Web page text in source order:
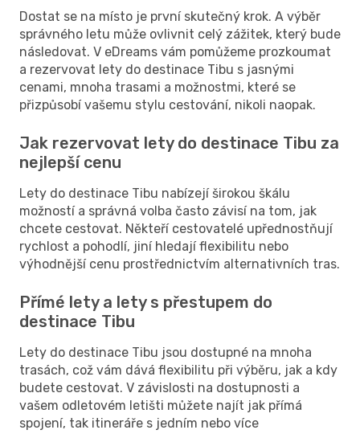
Dostat se na místo je první skutečný krok. A výběr
správného letu může ovlivnit celý zážitek, který bude
následovat. V eDreams vám pomůžeme prozkoumat
a rezervovat lety do destinace Tibu s jasnými
cenami, mnoha trasami a možnostmi, které se
přizpůsobí vašemu stylu cestování, nikoli naopak.
Jak rezervovat lety do destinace Tibu za
nejlepší cenu
Lety do destinace Tibu nabízejí širokou škálu
možností a správná volba často závisí na tom, jak
chcete cestovat. Někteří cestovatelé upřednostňují
rychlost a pohodlí, jiní hledají flexibilitu nebo
výhodnější cenu prostřednictvím alternativních tras.
Přímé lety a lety s přestupem do
destinace Tibu
Lety do destinace Tibu jsou dostupné na mnoha
trasách, což vám dává flexibilitu při výběru, jak a kdy
budete cestovat. V závislosti na dostupnosti a
vašem odletovém letišti můžete najít jak přímá
spojení, tak itineráře s jedním nebo více